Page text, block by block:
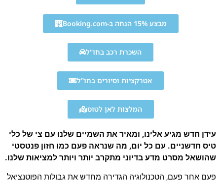
מבצע 15% הנחה ב-Booking.com
השכרת רכב בחו"ל
אטרקציות וסיורים בחו"ל
המלצות לאן לטוס
עידן חדש מגיע אלינו, ומאיר את השמיים שלנו עם צי של כלי
טיס חדשניים. עם כל יום, מה שנראה פעם כמו חזון פנטסטי
שהושאל מסרט מדע בדיוני מתקרב יותר ויותר למציאות שלנו.
פעם אחר פעם, הטכנולוגיה הגדירה מחדש את גבולות הפוטנציאל